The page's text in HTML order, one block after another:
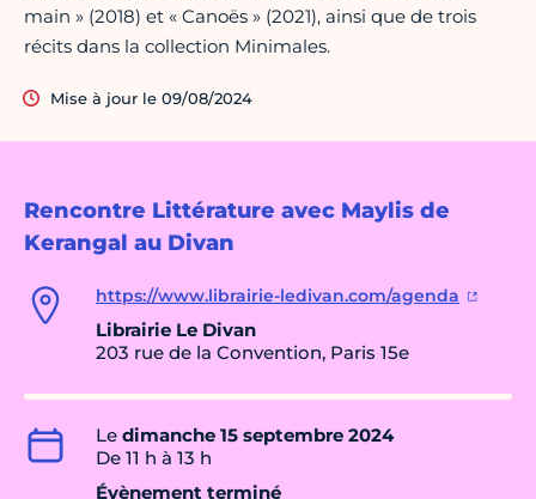
Rencontre Littérature avec Maylis de
Kerangal au Divan
https://www.librairie-ledivan.com/agenda
Librairie Le Divan
203 rue de la Convention, Paris 15e
Le dimanche 15 septembre 2024
De 11 h à 13 h
Évènement terminé
main » (2018) et « Canoës » (2021), ainsi que de trois
récits dans la collection Minimales.
Mise à jour le 09/08/2024